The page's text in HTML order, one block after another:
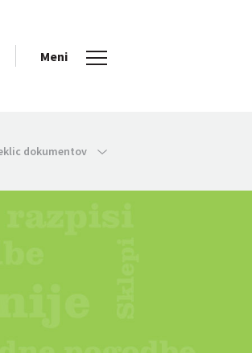
Meni
dokumentov